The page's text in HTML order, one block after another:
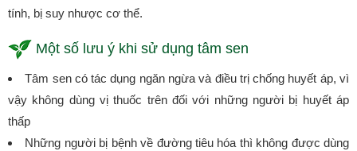
tính, bị suy nhược cơ thể.
Một số lưu ý khi sử dụng tâm sen
Tâm sen có tác dụng ngăn ngừa và điều trị chống huyết áp, vì
vậy không dùng vị thuốc trên đối với những người bị huyết áp
thấp
Những người bị bệnh về đường tiêu hóa thì không được dùng